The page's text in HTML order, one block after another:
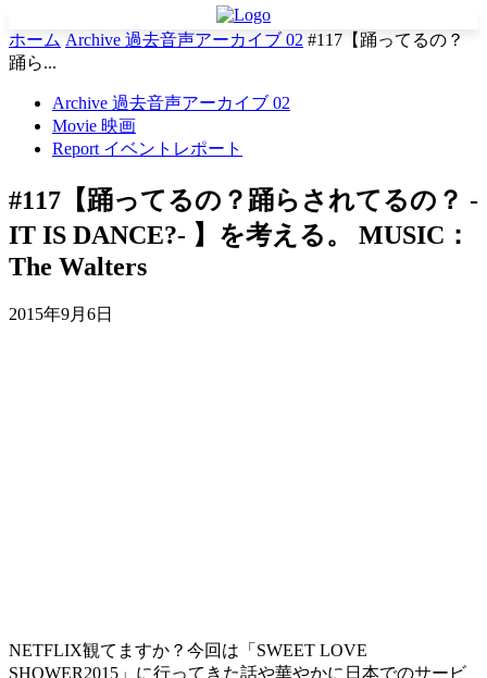
ホーム Archive 過去音声アーカイブ 02 #117【踊ってるの？
踊ら...
Archive 過去音声アーカイブ 02
Movie 映画
Report イベントレポート
#117【踊ってるの？踊らされてるの？ -
IT IS DANCE?- 】を考える。 MUSIC：
The Walters
2015年9月6日
NETFLIX観てますか？今回は「SWEET LOVE
SHOWER2015」に行ってきた話や華やかに日本でのサービ